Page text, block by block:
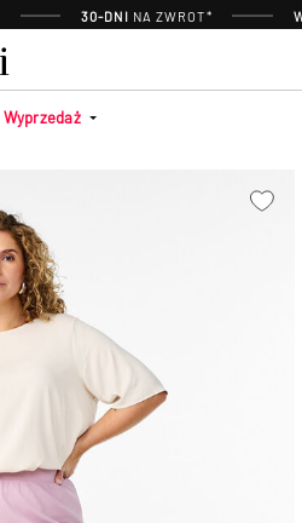
30-DNI NA ZWROT*
Wyprzedaż